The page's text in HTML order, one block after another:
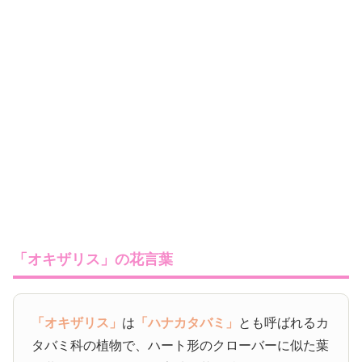
「オキザリス」の花言葉
「オキザリス」 は 「ハナカタバミ」 とも呼ばれるカ
タバミ科の植物で、ハート形のクローバーに似た葉